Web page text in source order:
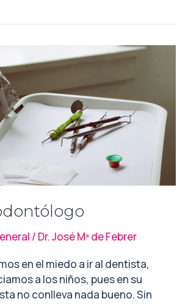
/ Dr. José Mª de Febrer
en el miedo a ir al dentista,
a los niños, pues en su
no conlleva nada bueno. Sin